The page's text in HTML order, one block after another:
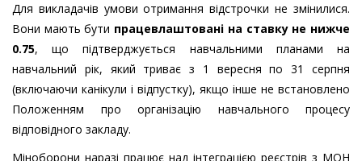
Для викладачів умови отримання відстрочки не змінилися.
Вони мають бути працевлаштовані на ставку не нижче
0.75, що підтверджується навчальними планами на
навчальний рік, який триває з 1 вересня по 31 серпня
(включаючи канікули і відпустку), якщо інше не встановлено
Положенням про організацію навчального процесу
відповідного закладу.
Міноборони наразі працює над інтеграцією реєстрів з МОН